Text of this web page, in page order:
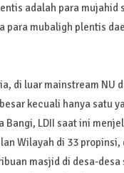
adalah para mujahid
para mubaligh plentis
di luar mainstream NU
kecuali hanya satu
Bangi, LDII saat ini
Wilayah di 33 propinsi,
masjid di desa-desa